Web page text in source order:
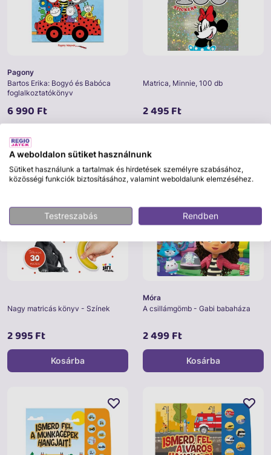
Pagony
Bartos Erika: Bogyó és Babóca
foglalkoztatókönyv
6 990 Ft
Matrica, Minnie, 100 db
2 495 Ft
Nagy matricás könyv - Színek
2 995 Ft
Saját márkás
Kosárba
Móra
A csillámgömb - Gabi babaháza
2 499 Ft
Kosárba
A weboldalon sütiket használnunk
Sütiket használunk a tartalmak és hirdetések személyre szabásához,
közösségi funkciók biztosításához, valamint weboldalunk elemzéséhez.
Testreszabás Rendben